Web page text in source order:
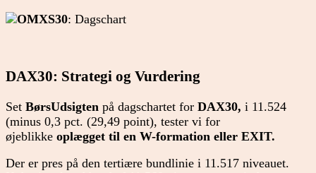
OMXS30: Dagschart
DAX30: Strategi og Vurdering
Set BørsUdsigten på dagschartet for DAX30, i 11.524
(minus 0,3 pct. (29,49 point), tester vi for
øjeblikke oplægget til en W-formation eller EXIT.
Der er pres på den tertiære bundlinie i 11.517 niveauet.